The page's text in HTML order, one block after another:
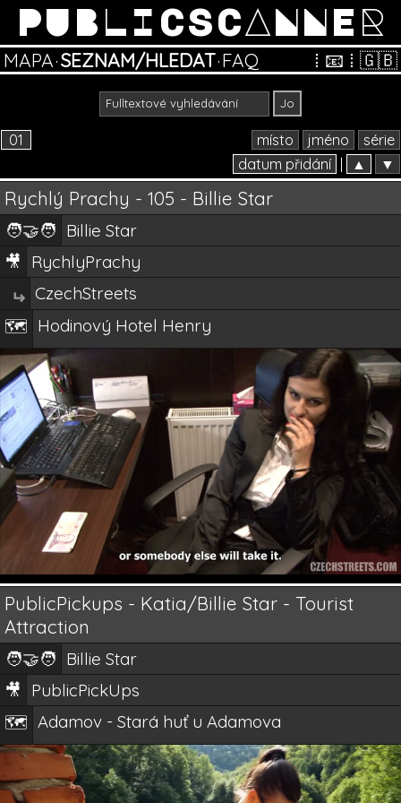
PUBLICSCANNER
MAPA·SEZNAM/HLEDAT·FAQ ⁞ 📧 ⁞ 🇬🇧
01 místo jméno
série
datum přidání
▲ ▼
Rychlý Prachy - 105 - Billie Star
🧑‍🤝‍🧑 Billie Star
🎥 RychlyPrachy
↵ CzechStreets
🗺️ Hodinový Hotel Henry
PublicPickups - Katia/Billie Star - Tourist
Attraction
🧑‍🤝‍🧑 Billie Star
🎥 PublicPickUps
🗺️ Adamov - Stará huť u Adamova